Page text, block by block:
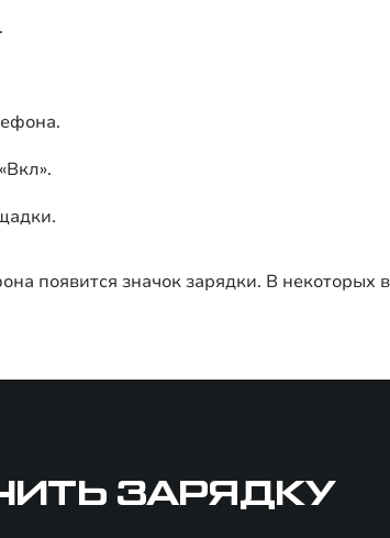
появится значок зарядки. В некоторых
ЗАРЯДКУ